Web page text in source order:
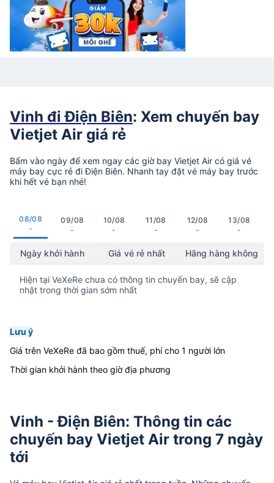
Vinh đi Điện Biên: Xem chuyến bay
Vietjet Air giá rẻ
Bấm vào ngày để xem ngay các giờ bay Vietjet Air có giá vé
máy bay cực rẻ đi Điện Biên. Nhanh tay đặt vé máy bay trước
khi hết vé bạn nhé!
08/08
-
09/08
-
10/08
-
11/08
-
12/08
-
13/08
-
Ngày khởi hành Giá vé rẻ nhất Hãng hàng không
Hiện tại VeXeRe chưa có thông tin chuyến bay, sẽ cập
nhật trong thời gian sớm nhất
Lưu ý
Giá trên VeXeRe đã bao gồm thuế, phí cho 1 người lớn
Thời gian khởi hành theo giờ địa phương
Vinh - Điện Biên: Thông tin các
chuyến bay Vietjet Air trong 7 ngày
tới